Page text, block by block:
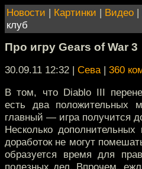
Новости | Картинки | Видео |
клуб
Про игру Gears of War 3
30.09.11 12:32 | Сева| 360
В том, что Diablo III
есть два положительных
главный — игра получится
Несколько
доработок не могут
образуется время для